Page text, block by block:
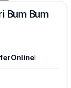
Bum Bum
!